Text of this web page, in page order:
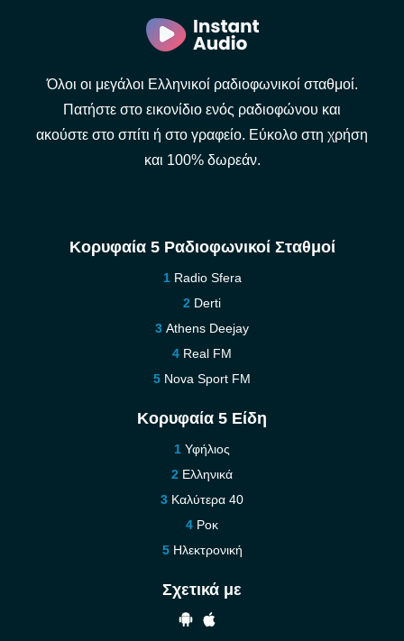
Όλοι οι μεγάλοι Ελληνικοί ραδιοφωνικοί σταθμοί.
Πατήστε στο εικονίδιο ενός ραδιοφώνου και
ακούστε στο σπίτι ή στο γραφείο. Εύκολο στη χρήση
και 100% δωρεάν.
Κορυφαία 5 Ραδιοφωνικοί Σταθμοί
Radio Sfera
Derti
Athens Deejay
Real FM
Nova Sport FM
Κορυφαία 5 Είδη
Υφήλιος
Ελληνικά
Καλύτερα 40
Ροκ
Ηλεκτρονική
Σχετικά με